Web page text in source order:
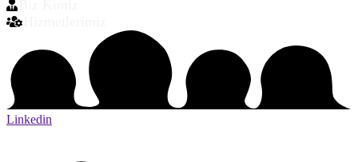
Linkedin